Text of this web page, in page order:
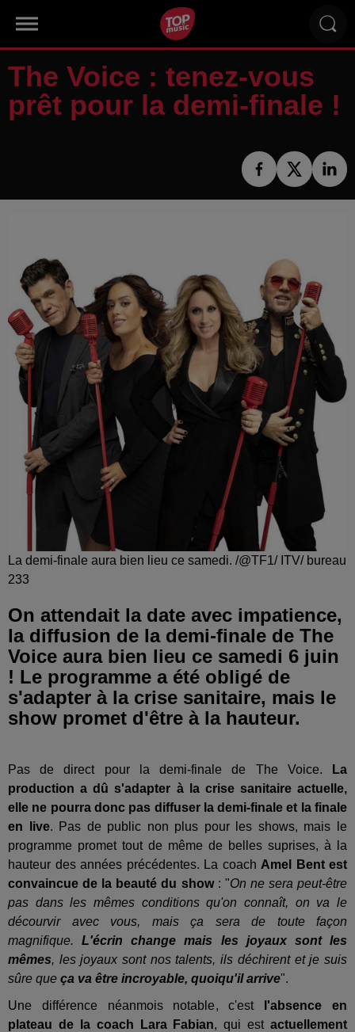
The Voice : tenez-vous
prêt pour la demi-finale !
La demi-finale aura bien lieu ce samedi. /@TF1/ ITV/ bureau
233
On attendait la date avec impatience,
la diffusion de la demi-finale de The
Voice aura bien lieu ce samedi 6 juin
! Le programme a été obligé de
s'adapter à la crise sanitaire, mais le
show promet d'être à la hauteur.
Pas de direct pour la demi-finale de The Voice.
La
production a dû s'adapter à la crise sanitaire actuelle,
elle ne pourra donc pas diffuser la demi-finale et la finale
en live. Pas de public non plus pour les shows, mais le
programme promet tout de même de belles suprises, à la
hauteur des années précédentes. La coach Amel Bent est
convaincue de la beauté du show: "On ne sera peut-être
pas dans les mêmes conditions qu'on connaît, on va le
décourvir avec vous, mais ça sera de toute façon
magnifique.L'écrin change mais les joyaux sont les
mêmes, les joyaux sont nos talents, ils déchirent et je suis
sûre que ça va être incroyable, quoiqu'il arrive".
Une différence néanmois notable, c'est
l'absence en
plateau de la coach Lara Fabian, qui est actuellement